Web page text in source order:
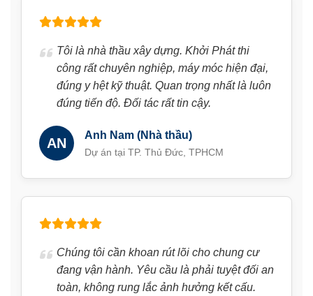
Tôi là nhà thầu xây dựng. Khởi Phát thi
công rất chuyên nghiệp, máy móc hiện đại,
đúng y hệt kỹ thuật. Quan trọng nhất là luôn
đúng tiến độ. Đối tác rất tin cậy.
AN
Anh Nam (Nhà thầu)
Dự án tại TP. Thủ Đức, TPHCM
Chúng tôi cần khoan rút lõi cho chung cư
đang vận hành. Yêu cầu là phải tuyệt đối an
toàn, không rung lắc ảnh hưởng kết cấu.